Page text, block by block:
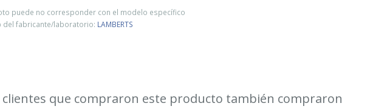
puede no corresponder con el modelo específico
del fabricante/laboratorio: LAMBERTS
clientes que compraron este producto también compraron